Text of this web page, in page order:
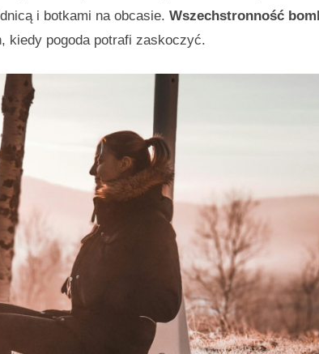
i botkami na obcasie. Wszechstronność
kiedy pogoda potrafi zaskoczyć.